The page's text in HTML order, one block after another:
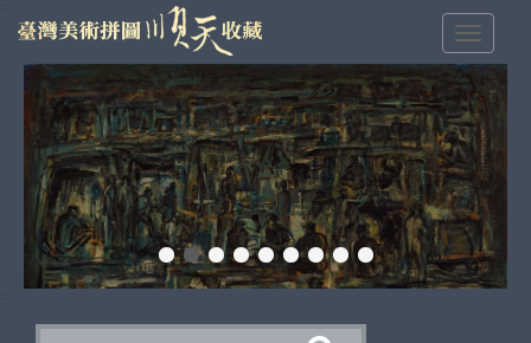
跳
到
:::
Toggle
上
一
張
一
張
:::